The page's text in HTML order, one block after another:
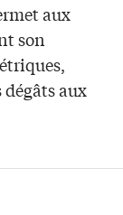
aux
son
dégâts aux